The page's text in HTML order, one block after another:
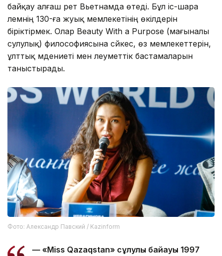
байқау алғаш рет Вьетнамда өтеді. Бұл іс-шара
әлемнің 130-ға жуық мемлекетінің өкілдерін
біріктірмек. Олар Beauty With a Purpose (мағыналы
сулулық) философиясына сәйкес, өз мемлекеттерін,
ұлттық мәдениеті мен әлеуметтік бастамаларын
таныстырады.
Фото: Александр Павский / Kazinform
— «Miss Qazaqstan» сұлулық байқауы 1997